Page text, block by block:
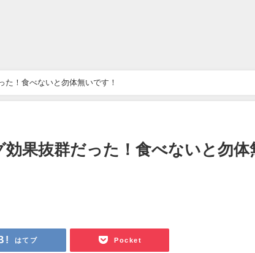
！食べないと勿体無いです！
果抜群だった！食べないと勿体
はてブ Pocket